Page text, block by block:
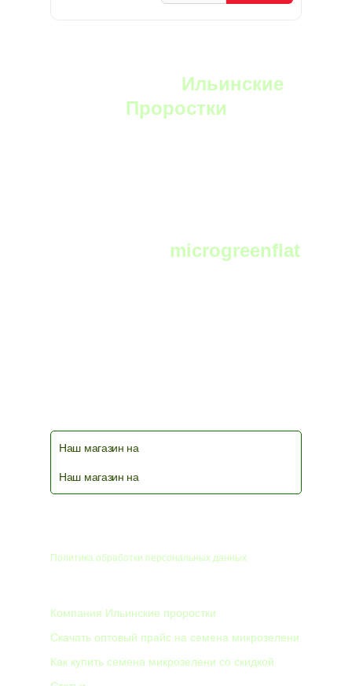
Ильинские
Проростки
microgreenflat
Наш магазин на
Наш магазин на
Политика обработки персональных данных
Компания Ильинские проростки
Скачать оптовый прайс на семена микрозелени
Как купить семена микрозелени со скидкой